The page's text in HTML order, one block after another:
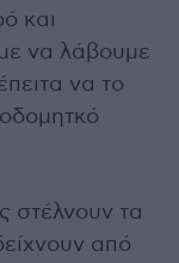
και
να λάβουμε
να το
στέλνουν τα
από